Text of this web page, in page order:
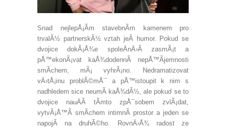
Snad nejlepÅ¡Ã­m stavebnÃ­m kamenem pro
trvalÃ½ partnerskÃ½ vztah jeÂ humor. Pokud se
dvojice dokÃ¡Å¾e spoleÄnÄ›Â zasmÃ¡t a
pÅ™ekonÃ¡vat kaÅ¾dodennÃ­ nepÅ™Ã­jemnosti
smÃ­chem, mÃ¡ vyhrÃ¡no. Nedramatizovat
vÄ›tÅ¡inu problÃ©mÅ¯ a pÅ™istoupit k nim s
nadhledem sice neumÃ­ kaÅ¾dÃ½, ale pokud se to
dvojice nauÄÃ­ tÃ­mto zpÅ¯sobem zvlÃ¡dat,
vytvÃ¡Å™Ã­ smÃ­chem intimnÃ­ prostor a jeden se
napojÃ­ na druhÃ©ho. RovnÄ›Å¾ radost ze